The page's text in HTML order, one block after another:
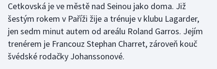
Judo
Krasobruslení
Lezení
Cetkovská je ve městě nad Seinou jako doma. Již
šestým rokem v Paříži žije a trénuje v klubu Lagarder,
jen sedm minut autem od areálu Roland Garros. Jejím
trenérem je Francouz Stephan Charret, zároveň kouč
švédské rodačky Johanssonové.